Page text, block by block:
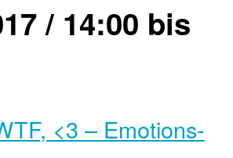
/ 14:00 bis
<3 – Emotions-